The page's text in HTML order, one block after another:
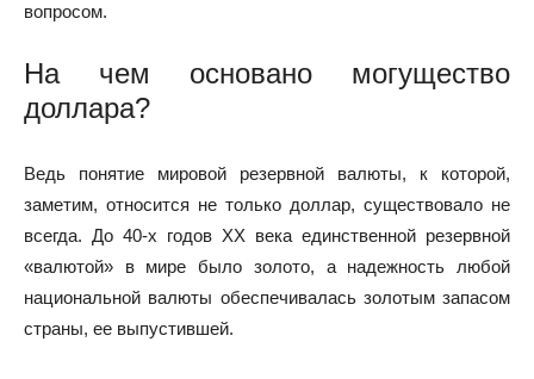
вопросом.
На чем основано могущество
доллара?
Ведь понятие мировой резервной валюты, к которой,
заметим, относится не только доллар, существовало не
всегда. До 40-х годов XX века единственной резервной
«валютой» в мире было золото, а надежность любой
национальной валюты обеспечивалась золотым запасом
страны, ее выпустившей.